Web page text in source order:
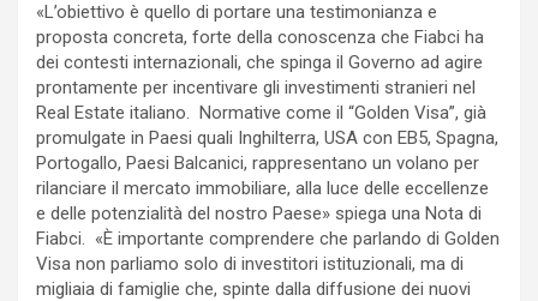
«L’obiettivo è quello di portare una testimonianza e
proposta concreta, forte della conoscenza che Fiabci ha
dei contesti internazionali, che spinga il Governo ad agire
prontamente per incentivare gli investimenti stranieri nel
Real Estate italiano. Normative come il “Golden Visa”, già
promulgate in Paesi quali Inghilterra, USA con EB5, Spagna,
Portogallo, Paesi Balcanici, rappresentano un volano per
rilanciare il mercato immobiliare, alla luce delle eccellenze
e delle potenzialità del nostro Paese» spiega una Nota di
Fiabci. «È importante comprendere che parlando di Golden
Visa non parliamo solo di investitori istituzionali, ma di
migliaia di famiglie che, spinte dalla diffusione dei nuovi